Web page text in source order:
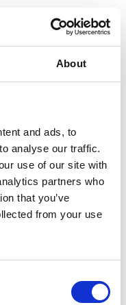
About
and ads, to
analyse our traffic.
use of our site with
partners who
that you’ve
from your use